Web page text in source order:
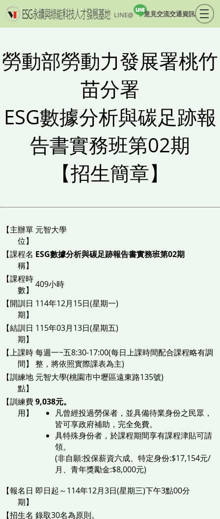
LINE@ 意見交流交通資訊
勞動部勞動力發展署桃竹
苗分署
ESG數據分析與碳足跡報
告書實務班第02期
【招生簡章】
【主辦單
位】
元智大學
【課程名
稱】
ESG數據分析與碳足跡報告書實務班第02期
【課程時
數】
409小時
【開訓日
期】
114年12月15日(星期一)
【結訓日
期】
115年03月13日(星期五)
【上課時
間】
每週一~五8:30-17:00(每日上課時間配合課程略有調
整，將依照實際課表為主)
【訓練地
點】
元智大學(桃園市中壢區遠東路135號)
【訓練費
用】
9,038元。
凡曾經投過勞保者，並具備待業身份之民眾，
皆可享政府補助，完全免費。
具特殊身份者，於課程期間享有課程津貼可請
領。
(非自願:投保薪資六成、特定身份:$17,154元/
月、青年獎勵金:$8,000元)
【報名日
期】
即日起～114年12月3日(星期三)下午3點00分
【招生名 錄取30名為原則。